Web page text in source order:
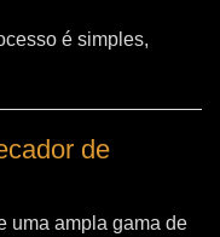
é simples,
de
uma ampla gama de